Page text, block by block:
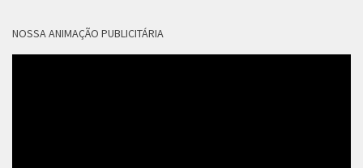
NOSSA ANIMAÇÃO PUBLICITÁRIA